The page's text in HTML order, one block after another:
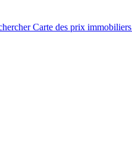
Carte des prix immobiliers